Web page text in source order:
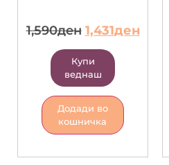
1,590ден 1,431ден
Купи
веднаш
Додади во
кошничка